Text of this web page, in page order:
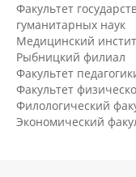
Факультет
гуманитарных наук
Медицинский
Рыбницкий филиал
Факультет
Факультет
Филологический
Экономический